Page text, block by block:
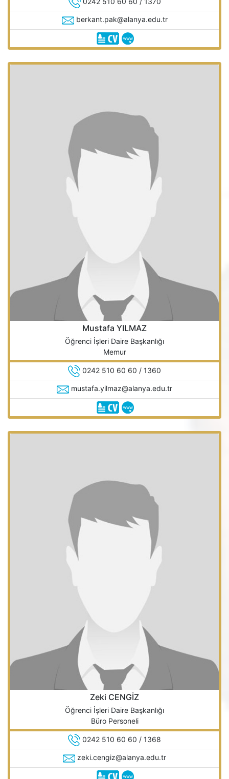
berkant.pak@alanya.edu.tr
Mustafa YILMAZ
Öğrenci İşleri Daire Başkanlığı
Memur
0242 510 60 60 / 1360
mustafa.yilmaz@alanya.edu.tr
Zeki CENGİZ
Öğrenci İşleri Daire Başkanlığı
Büro Personeli
0242 510 60 60 / 1368
zeki.cengiz@alanya.edu.tr